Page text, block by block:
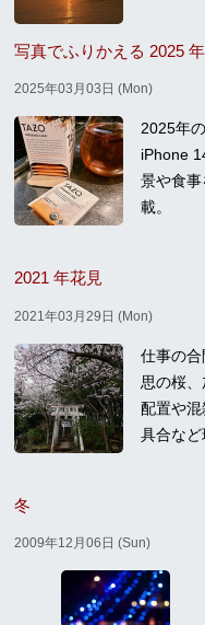
写真でふりかえる 2025
2025年03月03日 (Mon)
2025年
iPhone
景や食
載。
2021 年花見
2021年03月29日 (Mon)
仕事の
思の桜
配置や
具合など
冬
2009年12月06日 (Sun)